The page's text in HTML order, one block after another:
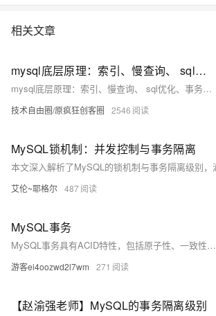
相关文章
mysql底层原理：索引、慢查询、 sql优化、事务、隔离级别、MVCC、redolog、undolog（图解+秒懂+史上最全）
mysql底层原理：索引、慢查询、 sql优化、事务、隔离级别、MVCC、redolog、undolog（图解+秒懂+史上最全）
技术自由圈/原疯狂创客圈 2546
MySQL锁机制：并发控制与事务隔离
艾伦~耶格尔 487
MySQL事务
MySQL事务具有ACID特性，包括原子性、一致性、隔离性和持久性。其默认隔离级别为可重复读，通过MVCC和间隙锁解决幻读问题，确保事务间数据的一致性和并发性。
游客ei4oozwd2l7wm 271
【赵渝强老师】MySQL的事务隔离级别